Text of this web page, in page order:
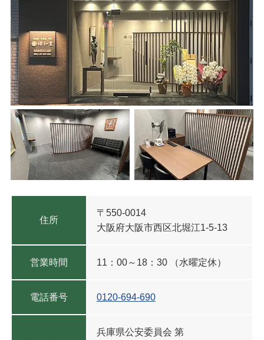
住所
〒550-0014
大阪府大阪市西区北堀江1-5-13
営業時間 11：00～18：30 （水曜定休）
電話番号 0120-694-690
兵庫県公安委員会 第